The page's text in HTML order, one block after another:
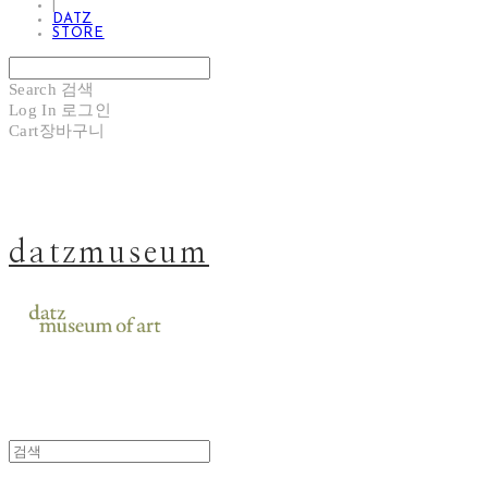
DATZ
STORE
Search 검색
Log In 로그인
Cart장바구니
datzmuseum